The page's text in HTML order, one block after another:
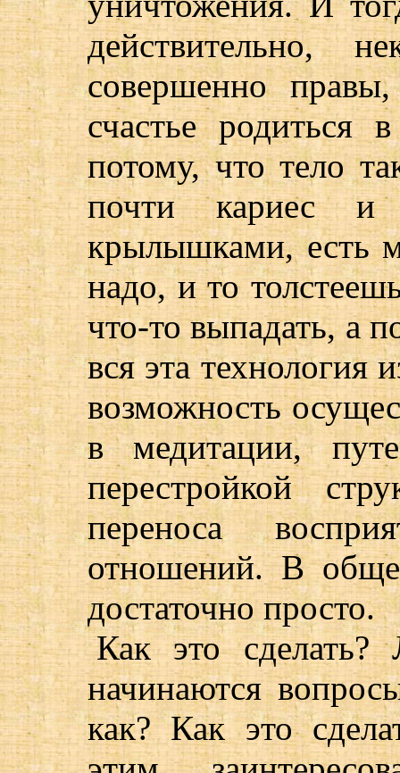
действительно,
совершенно
счастье родиться
потому, что тело
почти кариес
крылышками, есть
надо, и то
что-то выпадать, а
вся эта технология
возможность
в медитации,
перестройкой
переноса
отношений. В
достаточно просто.
Как это
начинаются
как? Как это